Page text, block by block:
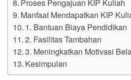
Manfaat Mendapatkan KIP
1. Bantuan Biaya Pendidikan
2. Fasilitas Tambahan
3. Meningkatkan Motivasi
Kesimpulan